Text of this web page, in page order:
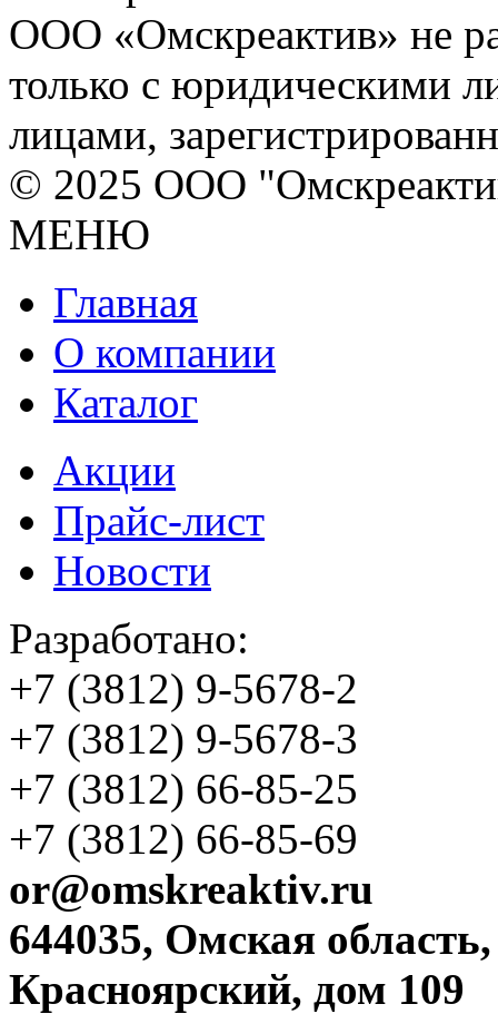
ООО «Омскреактив» не
только с юридическими
лицами,
© 2025 ООО
МЕНЮ
Главная
О компании
Каталог
Акции
Прайс-лист
Новости
Разработано:
+7 (3812) 9-5678-2
+7 (3812) 9-5678-3
+7 (3812) 66-85-25
+7 (3812) 66-85-69
or@omskreaktiv.ru
644035, Омская
Красноярский, дом 109